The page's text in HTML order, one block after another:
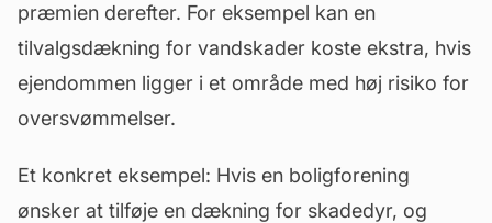
præmien derefter. For eksempel kan en
tilvalgsdækning for vandskader koste ekstra, hvis
ejendommen ligger i et område med høj risiko for
oversvømmelser.
Et konkret eksempel: Hvis en boligforening
ønsker at tilføje en dækning for skadedyr, og